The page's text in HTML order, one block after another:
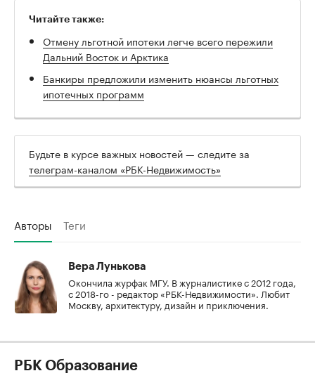
Читайте также:
Отмену льготной ипотеки легче всего пережили
Дальний Восток и Арктика
Банкиры предложили изменить нюансы льготных
ипотечных программ
Будьте в курсе важных новостей — следите за
телеграм-каналом «РБК-Недвижимость»
Авторы Теги
Вера Лунькова
Окончила журфак МГУ. В журналистике с 2012 года,
с 2018-го - редактор «РБК-Недвижимости». Любит
Москву, архитектуру, дизайн и приключения.
РБК Образование